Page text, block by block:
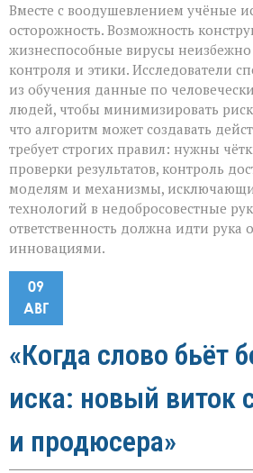
Вместе с воодушевлением учёные
осторожность. Возможность
жизнеспособные вирусы
контроля и этики. Исследователи
из обучения данные по
людей, чтобы минимизировать
что алгоритм может создавать
требует строгих правил: нужны
проверки результатов, контроль
моделям и механизмы,
технологий в недобросовестные
ответственность должна идти рука
инновациями.
09
АВГ
«Когда слово бьёт
иска: новый виток
и продюсера»